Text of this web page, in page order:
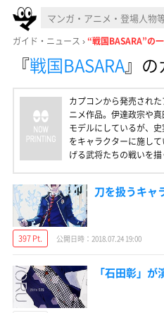
ガイド・ニュース “戦国BASARA”の
『戦国BASARA』
カプコンから発売され
ニメ作品。伊達政宗や
モデルにしているが、
をキャラクターに施し
げる武将たちの戦いを描
刀を扱うキャ
397 Pt. 公開日時：2018.07.24 19:00
「石田彰」